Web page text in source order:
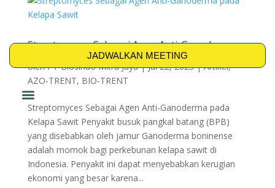
JADWALKAN MEETING
Streptomyces Sebagai Agen Anti-Ganoderma
pada Kelapa Sawit
olehPT Biosindo Mitra Jaya|Jul 22, 2025|Artikel,
AZO-TRENT, BIO-TRENT
Streptomyces Sebagai Agen Anti-Ganoderma pada
Kelapa Sawit Penyakit busuk pangkal batang (BPB)
yang disebabkan oleh jamur Ganoderma boninense
adalah momok bagi perkebunan kelapa sawit di
Indonesia. Penyakit ini dapat menyebabkan kerugian
ekonomi yang besar karena...